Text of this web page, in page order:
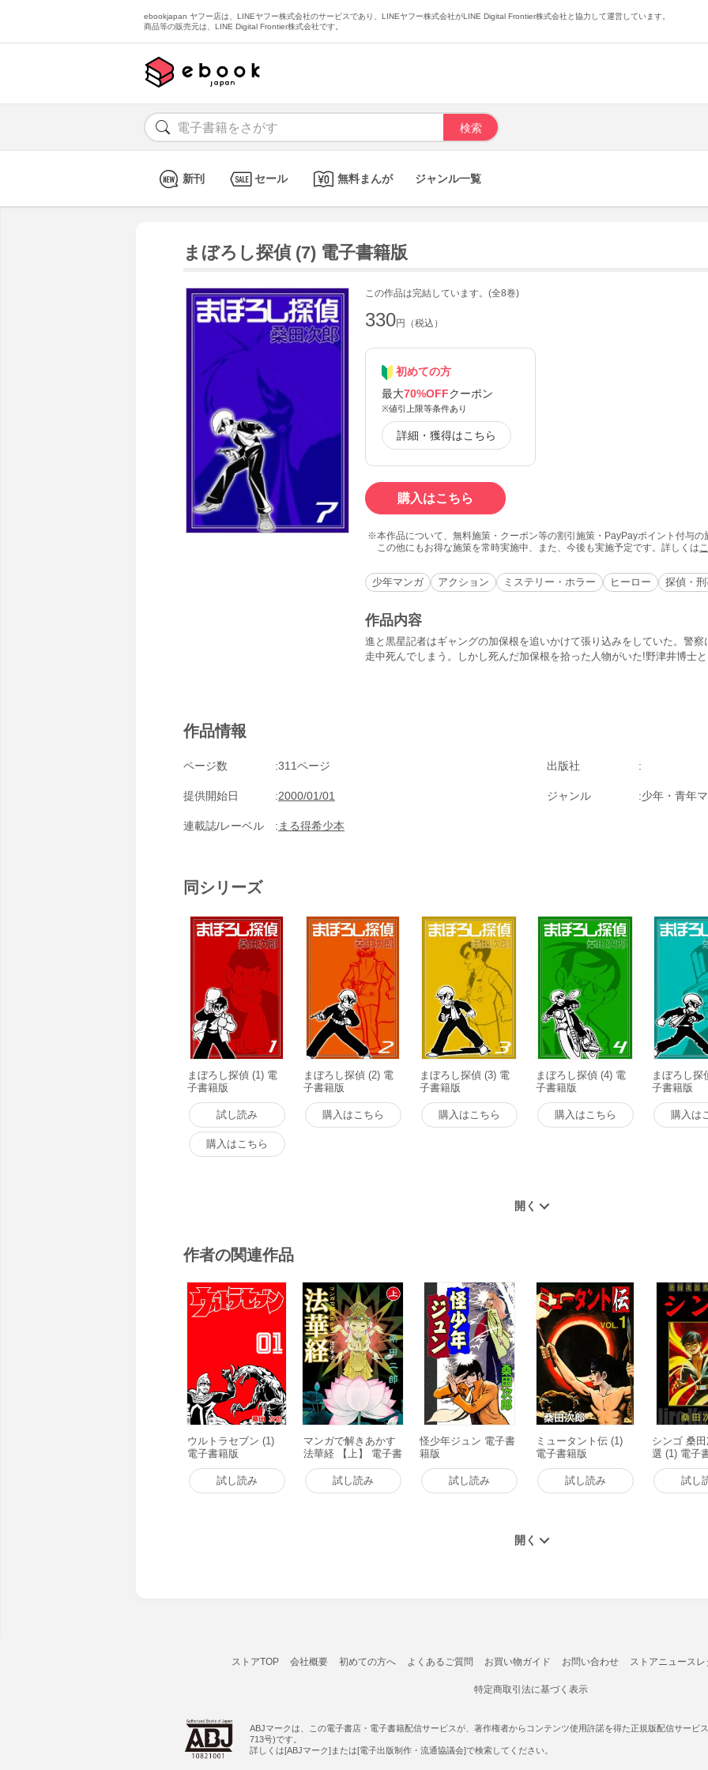
ebookjapan ヤフー店は、LINEヤフー株式会社のサービスであり、LINEヤフー株式会社がLINE Digital Frontier株式会社と協力して運営しています。
商品等の販売元は、LINE Digital Frontier株式会社です。
新刊 セール 無料まんが ジャンル一覧
まぼろし探偵 (7) 電子書籍版
この作品は完結しています。(全8巻)
330円（税込）
初めての方
最大70%OFFクーポン
※値引上限等条件あり
詳細・獲得はこちら
購入はこちら
本作品について、無料施策・クーポン等の割引施策・PayPayポイント付与
この他にもお得な施策を常時実施中、また、今後も実施予定です。詳しくは
少年マンガ アクション ミステリー・ホラー ヒーロー 探偵・
作品内容
進と黒星記者はギャングの加保根を追いかけて張り込みをしていた。警
走中死んでしまう。しかし死んだ加保根を拾った人物がいた!野津井博士
作品情報
ページ数 311ページ 出版社
提供開始日 2000/01/01 ジャンル 少年・青年
連載誌/レーベル まる得希少本
同シリーズ
まぼろし探偵 (1) 電
子書籍版
試し読み
購入はこちら
まぼろし探偵 (2) 電
子書籍版
購入はこちら
まぼろし探偵 (3) 電
子書籍版
購入はこちら
まぼろし探偵 (4) 電
子書籍版
購入はこちら
まぼろし探
子書籍版
購入は
作者の関連作品
ウルトラセブン (1)
電子書籍版
試し読み
マンガで解きあかす
法華経 【上】 電子書
籍版
試し読み
怪少年ジュン 電子書
籍版
試し読み
ミュータント伝 (1)
電子書籍版
試し読み
シンゴ 桑
選 (1) 電子
試し
ストアTOP 会社概要 初めての方へ よくあるご質問 お買い物ガイド お問い合わせ ストアニュースレ
特定商取引法に基づく表示
ABJマークは、この電子書店・電子書籍配信サービスが、著作権者からコンテンツ使用許諾を得た正規版配信サービ
713号)です。
詳しくは[ABJマーク]または[電子出版制作・流通協議会]で検索してください。